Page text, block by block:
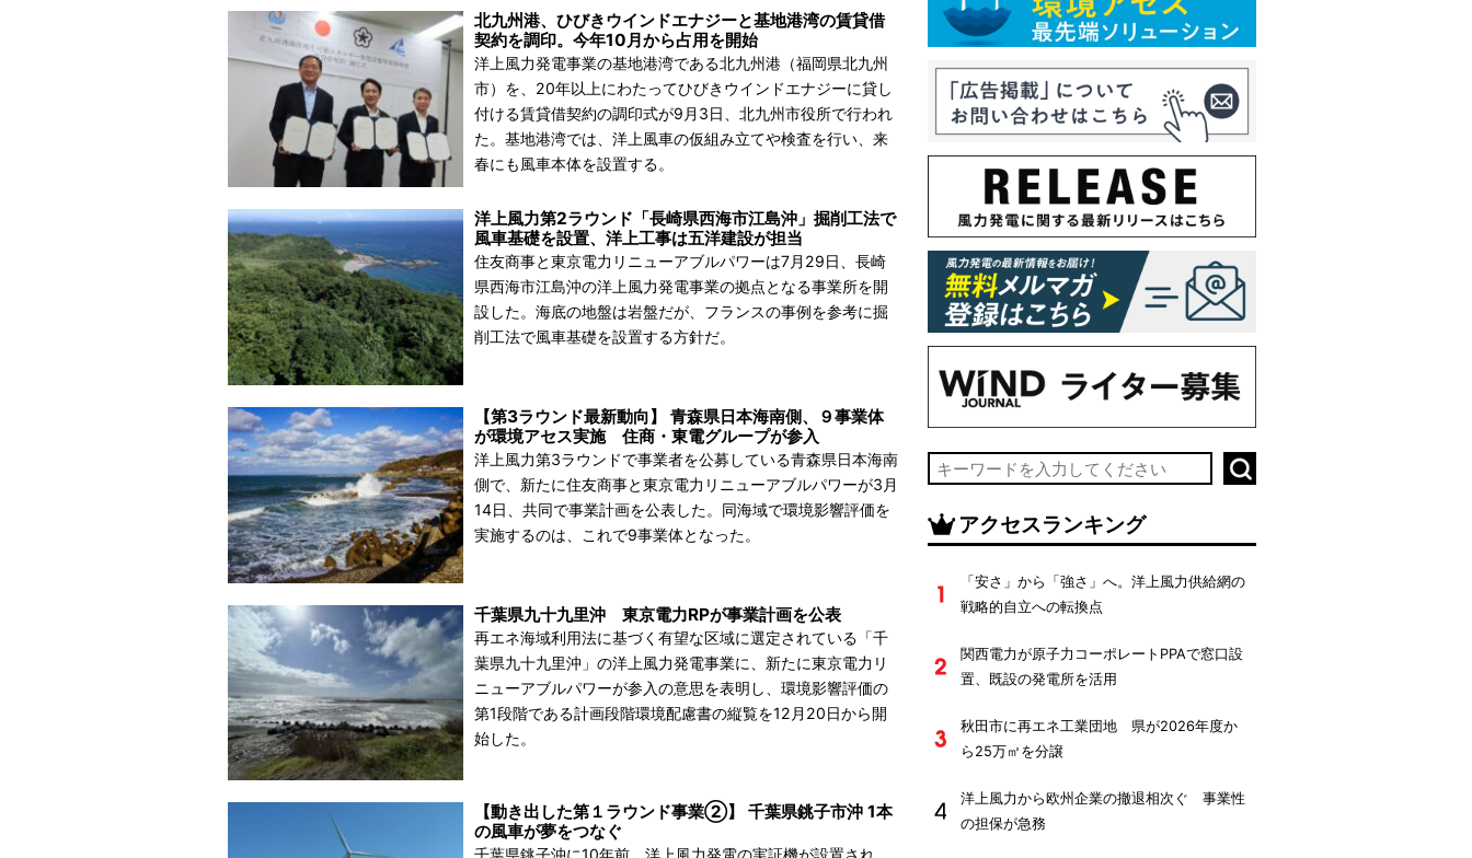
洋上風力発電事業の基地港湾である北九州港（福岡県北九州
市）を、20年以上にわたってひびきウインドエナジーに貸し
付ける賃貸借契約の調印式が9月3日、北九州市役所で行われ
た。基地港湾では、洋上風車の仮組み立てや検査を行い、来
春にも風車本体を設置する。
北九州港、ひびきウインドエナジーと基地港湾の賃貸借
契約を調印。今年10月から占用を開始
住友商事と東京電力リニューアブルパワーは7月29日、長崎
県西海市江島沖の洋上風力発電事業の拠点となる事業所を開
設した。海底の地盤は岩盤だが、フランスの事例を参考に掘
削工法で風車基礎を設置する方針だ。
洋上風力第2ラウンド「長崎県西海市江島沖」掘削工法で
風車基礎を設置、洋上工事は五洋建設が担当
洋上風力第3ラウンドで事業者を公募している青森県日本海南
側で、新たに住友商事と東京電力リニューアブルパワーが3月
14日、共同で事業計画を公表した。同海域で環境影響評価を
実施するのは、これで9事業体となった。
【第3ラウンド最新動向】 青森県日本海南側、９事業体
が環境アセス実施 住商・東電グループが参入
再エネ海域利用法に基づく有望な区域に選定されている「千
葉県九十九里沖」の洋上風力発電事業に、新たに東京電力リ
ニューアブルパワーが参入の意思を表明し、環境影響評価の
第1段階である計画段階環境配慮書の縦覧を12月20日から開
始した。
千葉県九十九里沖 東京電力RPが事業計画を公表
【動き出した第１ラウンド事業②】 千葉県銚子市沖 1本
の風車が夢をつなぐ
アクセスランキング
「安さ」から「強さ」へ。洋上風力供給網の
戦略的自立への転換点
関西電力が原子力コーポレートPPAで窓口設
置、既設の発電所を活用
秋田市に再エネ工業団地 県が2026年度か
ら25万㎡を分譲
洋上風力から欧州企業の撤退相次ぐ 事業性
の担保が急務